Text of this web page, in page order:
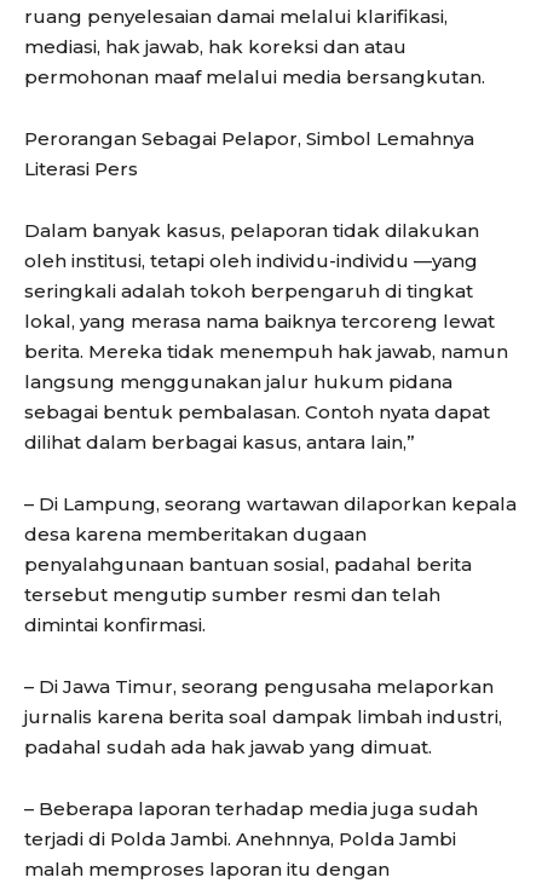
ruang penyelesaian damai melalui klarifikasi,
mediasi, hak jawab, hak koreksi dan atau
permohonan maaf melalui media bersangkutan.
Perorangan Sebagai Pelapor, Simbol Lemahnya
Literasi Pers
Dalam banyak kasus, pelaporan tidak dilakukan
oleh institusi, tetapi oleh individu-individu —yang
seringkali adalah tokoh berpengaruh di tingkat
lokal, yang merasa nama baiknya tercoreng lewat
berita. Mereka tidak menempuh hak jawab, namun
langsung menggunakan jalur hukum pidana
sebagai bentuk pembalasan. Contoh nyata dapat
dilihat dalam berbagai kasus, antara lain,”
– Di Lampung, seorang wartawan dilaporkan kepala
desa karena memberitakan dugaan
penyalahgunaan bantuan sosial, padahal berita
tersebut mengutip sumber resmi dan telah
dimintai konfirmasi.
– Di Jawa Timur, seorang pengusaha melaporkan
jurnalis karena berita soal dampak limbah industri,
padahal sudah ada hak jawab yang dimuat.
– Beberapa laporan terhadap media juga sudah
terjadi di Polda Jambi. Anehnnya, Polda Jambi
malah memproses laporan itu dengan